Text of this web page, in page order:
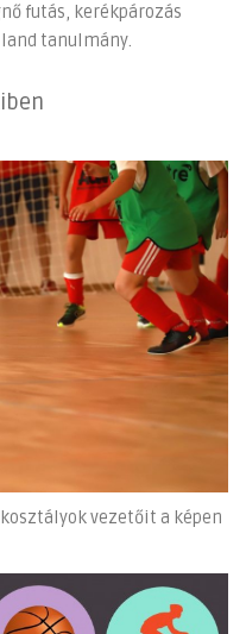
futás, kerékpározás
tanulmány.
vezetőit a képen